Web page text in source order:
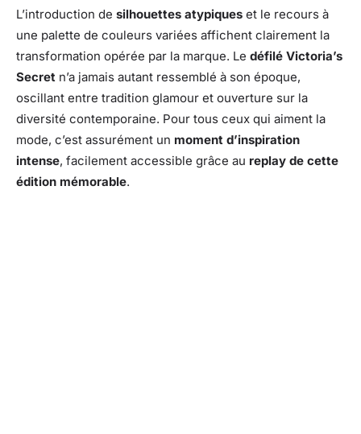
L’introduction de silhouettes atypiques et le recours à
une palette de couleurs variées affichent clairement la
transformation opérée par la marque. Le défilé Victoria’s
Secret n’a jamais autant ressemblé à son époque,
oscillant entre tradition glamour et ouverture sur la
diversité contemporaine. Pour tous ceux qui aiment la
mode, c’est assurément un moment d’inspiration
intense, facilement accessible grâce au replay de cette
édition mémorable.